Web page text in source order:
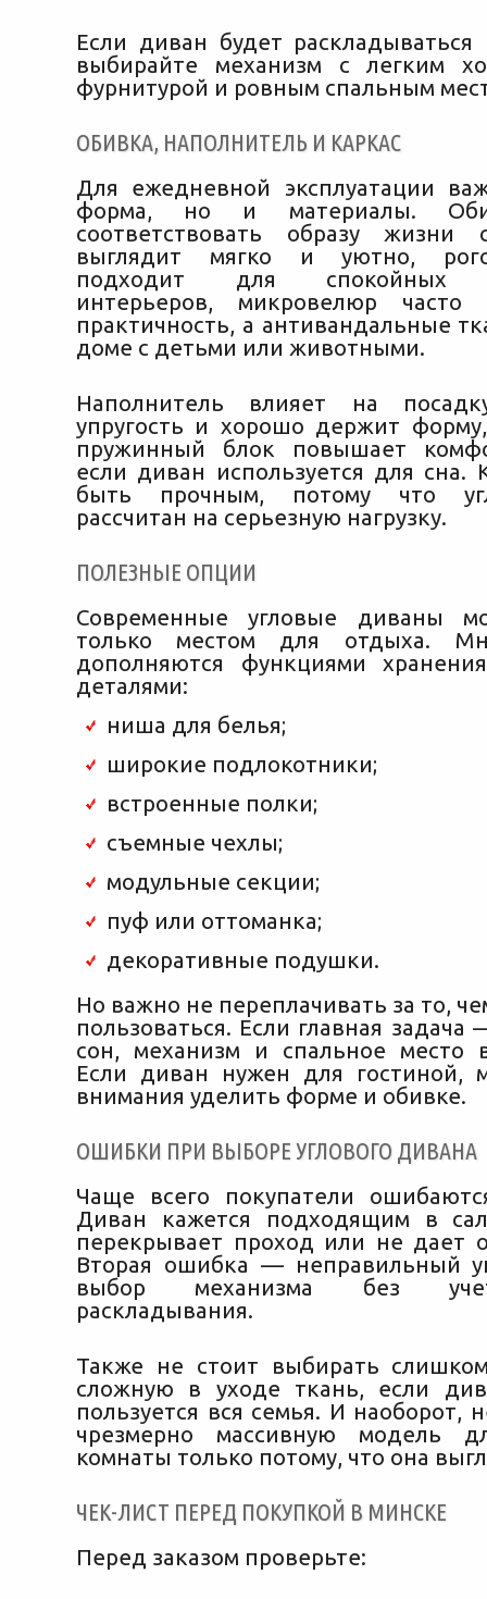
Если диван будет
выбирайте механизм с легким
фурнитурой и ровным спальным
ОБИВКА, НАПОЛНИТЕЛЬ И КАРКАС
Для ежедневной эксплуатации
форма, но и материалы.
соответствовать образу жизни
выглядит мягко и уютно,
подходит для спокойных
интерьеров, микровелюр
практичность, а антивандальные
доме с детьми или животными.
Наполнитель влияет на
упругость и хорошо держит
пружинный блок повышает
если диван используется для сна.
быть прочным, потому что
рассчитан на серьезную нагрузку.
ПОЛЕЗНЫЕ ОПЦИИ
Современные угловые диваны
только местом для отдыха.
дополняются функциями
деталями:
ниша для белья;
широкие подлокотники;
встроенные полки;
съемные чехлы;
модульные секции;
пуф или оттоманка;
декоративные подушки.
Но важно не переплачивать за то,
пользоваться. Если главная
сон, механизм и спальное место
Если диван нужен для гостиной,
внимания уделить форме и обивке.
ОШИБКИ ПРИ ВЫБОРЕ УГЛОВОГО ДИВАНА
Чаще всего покупатели
Диван кажется подходящим в
перекрывает проход или не дает
Вторая ошибка — неправильный
выбор механизма без
раскладывания.
Также не стоит выбирать
сложную в уходе ткань, если
пользуется вся семья. И наоборот,
чрезмерно массивную модель
комнаты только потому, что она
ЧЕК-ЛИСТ ПЕРЕД ПОКУПКОЙ В МИНСКЕ
Перед заказом проверьте: